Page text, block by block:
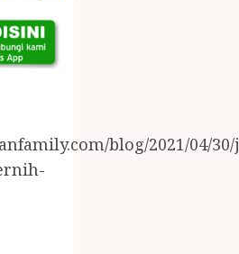
blog/2021/04/